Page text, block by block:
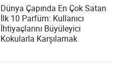
Dünya Çapında En Çok Satan
İlk 10 Parfüm: Kullanıcı
İhtiyaçlarını Büyüleyici
Kokularla Karşılamak